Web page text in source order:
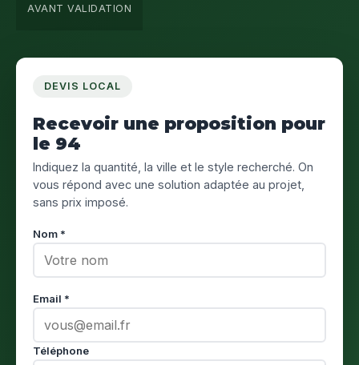
AVANT VALIDATION
DEVIS LOCAL
Recevoir une proposition pour
le 94
Indiquez la quantité, la ville et le style recherché. On
vous répond avec une solution adaptée au projet,
sans prix imposé.
Nom *
Email *
Téléphone